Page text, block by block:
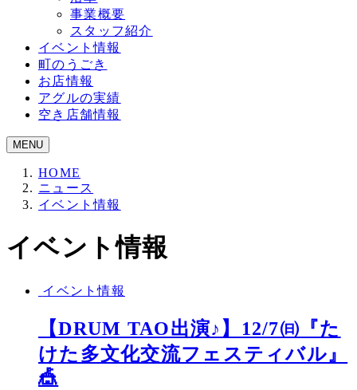
事業概要
スタッフ紹介
イベント情報
町のうごき
お店情報
アグルの実績
空き店舗情報
MENU
HOME
ニュース
イベント情報
イベント情報
イベント情報
【DRUM TAO出演♪】12/7㈰『た
けた多文化交流フェスティバル』
🎪